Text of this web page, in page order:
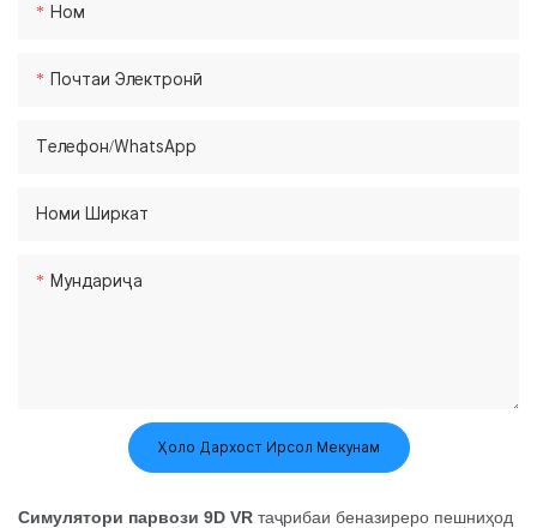
Ном
Почтаи Электронӣ
Телефон/whatsApp
Номи Ширкат
Мундариҷа
Ҳоло Дархост Ирсол Мекунам
Симулятори парвози 9D VR таҷрибаи беназиреро пешниҳод